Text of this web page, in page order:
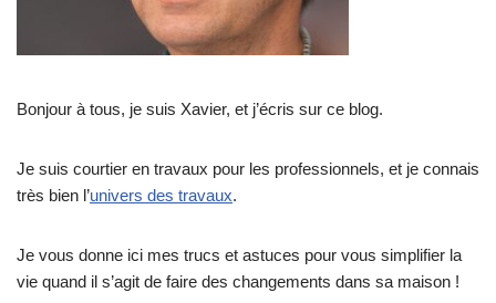
Bonjour à tous, je suis Xavier, et j’écris sur ce blog.
Je suis courtier en travaux pour les professionnels, et je connais
très bien l’univers des travaux.
Je vous donne ici mes trucs et astuces pour vous simplifier la
vie quand il s’agit de faire des changements dans sa maison !